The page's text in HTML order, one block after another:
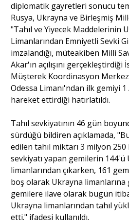
Yazı Dizisi
Portre
Yazarlar
Eğitim
Dosya
Ankara
Sağlık
diplomatik gayretleri sonucu
Rusya, Ukrayna ve Birleşmiş
"Tahıl ve Yiyecek Maddelerinin
Limanlarından Emniyetli Sevki
imzalandığı, müteakiben Milli
Akar'ın açılışını
Müşterek Koordinasyon
Odessa Limanı'ndan ilk gemiyi
hareket ettirdiği hatırlatıldı.
Tahıl sevkiyatının 46 gün
sürdüğü bildiren açıklamada,
edilen tahıl miktarı 3 milyon
sevkiyatı yapan gemilerin 144'ü
limanlarından çıkarken, 161
boş olarak Ukrayna limanlarına
gemilere ilave olarak bugün
Ukrayna limanlarından tahıl
etti." ifadesi kullanıldı.